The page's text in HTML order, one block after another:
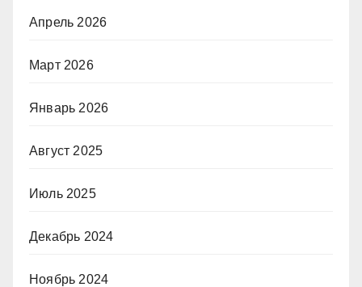
Апрель 2026
Март 2026
Январь 2026
Август 2025
Июль 2025
Декабрь 2024
Ноябрь 2024